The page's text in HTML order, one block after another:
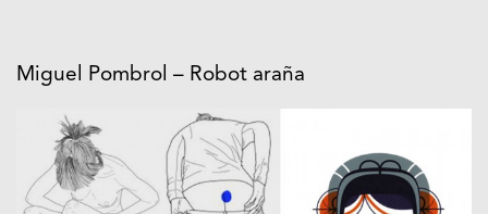
Miguel Pombrol – Robot araña